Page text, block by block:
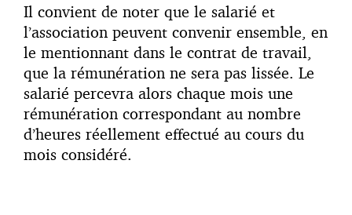
Il convient de noter que le salarié et
l’association peuvent convenir ensemble, en
le mentionnant dans le contrat de travail,
que la rémunération ne sera pas lissée. Le
salarié percevra alors chaque mois une
rémunération correspondant au nombre
d’heures réellement effectué au cours du
mois considéré.